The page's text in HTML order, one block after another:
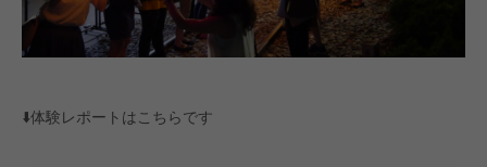
⬇️体験レポートはこちらです